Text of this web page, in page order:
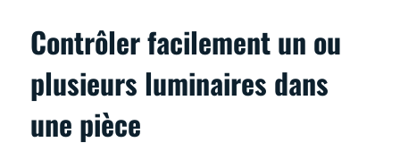
Contrôler facilement un ou
plusieurs luminaires dans
une pièce